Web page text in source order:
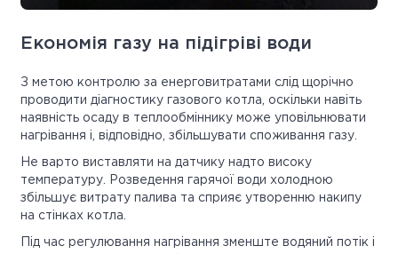
Економія газу на підігріві води
З метою контролю за енерговитратами слід щорічно
проводити діагностику газового котла, оскільки навіть
наявність осаду в теплообміннику може уповільнювати
нагрівання і, відповідно, збільшувати споживання газу.
Не варто виставляти на датчику надто високу
температуру. Розведення гарячої води холодною
збільшує витрату палива та сприяє утворенню накипу
на стінках котла.
Під час регулювання нагрівання зменште водяний потік і